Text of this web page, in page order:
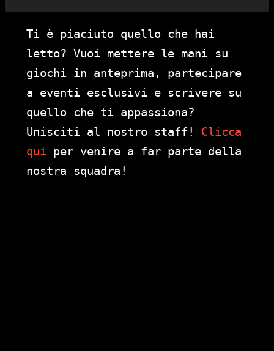
Ti è piaciuto quello che hai
letto? Vuoi mettere le mani su
giochi in anteprima, partecipare
a eventi esclusivi e scrivere su
quello che ti appassiona?
Unisciti al nostro staff! Clicca
qui per venire a far parte della
nostra squadra!